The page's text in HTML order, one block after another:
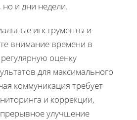
и дни недели.
инструменты и
внимание времени в
оценку
для максимального
коммуникация требует
и коррекции,
улучшение